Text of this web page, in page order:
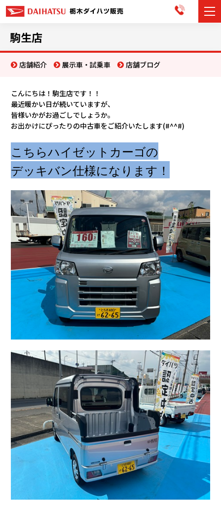
展示車・試乗車
イベント・キャンペーン
ご購入者サポート
アフターサポート
会社情報
カタ
リコ
駒生店
店舗紹介 展示車・試乗車 店舗ブログ
こんにちは！駒生店です！！
最近暖かい日が続いていますが、
皆様いかがお過ごしでしょうか。
お出かけにぴったりの中古車をご紹介いたします(#^^#)
こちらハイゼットカーゴの
デッキバン仕様になります！